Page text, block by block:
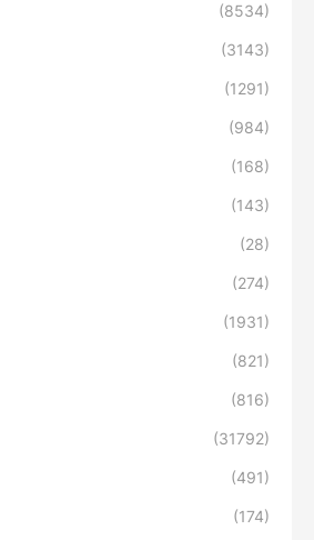
(8534)
(3143)
(1291)
(984)
(168)
(143)
(28)
(274)
(1931)
(821)
(816)
(31792)
(491)
(174)